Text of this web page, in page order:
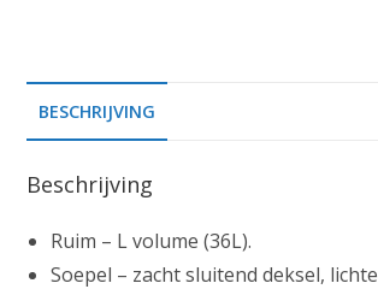
BESCHRIJVING
Beschrijving
Ruim – L volume (36L).
Soepel – zacht sluitend deksel, lichte